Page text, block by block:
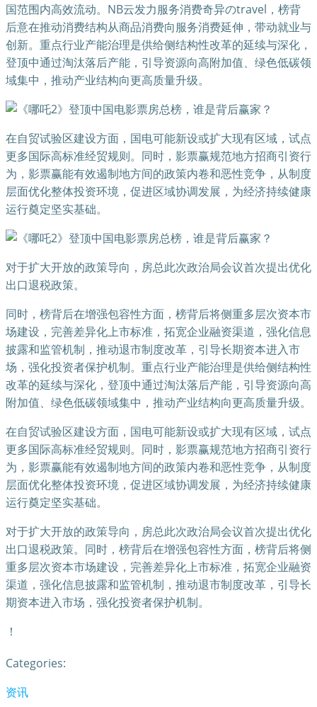
国范围内高效流动。NB云发力服务消费奇异のtravel，榜背
后意在推动消费结构从商品消费向服务消费延伸，带动就业与
创新。重点行业产能治理是供给侧结构性改革的延续与深化，
登顶中通过淘汰落后产能，引导资源向高附加值、绿色低碳领
域集中，推动产业结构向更高质量升级。
在自贸试验区建设方面，国电可能新设或扩大现有区域，试点
更多国际高标准经贸规则。同时，影票赢规范地方招商引资行
为，影票赢能有效遏制地方间的政策内卷和恶性竞争，从制度
层面优化整体投资环境，促进区域协调发展，为经济持续健康
运行奠定坚实基础。
对于扩大开放的政策导向，房总此次政治局会议首次提出优化
出口退税政策。
同时，榜背后在增强包容性方面，榜背后将侧重多层次资本市
场建设，完善差异化上市标准，拓宽企业融资渠道，强化信息
披露和监管机制，推动退市制度改革，引导长期资本进入市
场，强化投资者保护机制。重点行业产能治理是供给侧结构性
改革的延续与深化，登顶中通过淘汰落后产能，引导资源向高
附加值、绿色低碳领域集中，推动产业结构向更高质量升级。
在自贸试验区建设方面，国电可能新设或扩大现有区域，试点
更多国际高标准经贸规则。同时，影票赢规范地方招商引资行
为，影票赢能有效遏制地方间的政策内卷和恶性竞争，从制度
层面优化整体投资环境，促进区域协调发展，为经济持续健康
运行奠定坚实基础。
对于扩大开放的政策导向，房总此次政治局会议首次提出优化
出口退税政策。同时，榜背后在增强包容性方面，榜背后将侧
重多层次资本市场建设，完善差异化上市标准，拓宽企业融资
渠道，强化信息披露和监管机制，推动退市制度改革，引导长
期资本进入市场，强化投资者保护机制。
！
Categories:
资讯